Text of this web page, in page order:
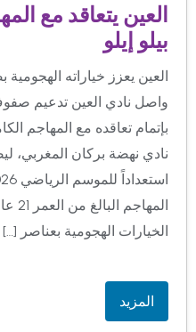
العين يتعاقد مع
بيلو إيلو
العين يعزز خياراته الهجومية
واصل نادي العين تدعيم
بإتمام تعاقده مع المهاجم
نادي نهضة بركان المغربي،
الخيارات الهجومية بعناصر […]
المزيد